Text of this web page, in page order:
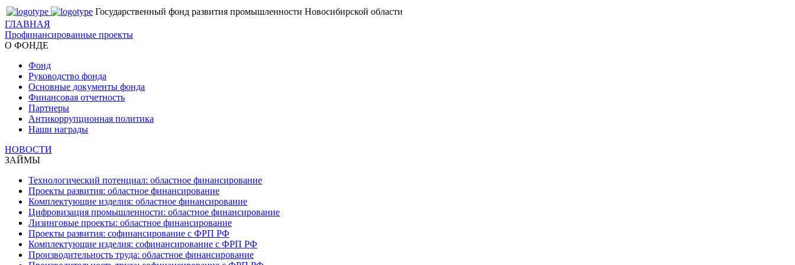
Государственный фонд развития промышленности Новосибирской области
ГЛАВНАЯ
Профинансированные проекты
О ФОНДЕ
Фонд
Руководство фонда
Основные документы фонда
Финансовая отчетность
Партнеры
Антикоррупционная политика
Наши награды
НОВОСТИ
ЗАЙМЫ
Технологический потенциал: областное финансирование
Проекты развития: областное финансирование
Комплектующие изделия: областное финансирование
Цифровизация промышленности: областное финансирование
Лизинговые проекты: областное финансирование
Проекты развития: софинансирование с ФРП РФ
Комплектующие изделия: софинансирование с ФРП РФ
Производительность труда: областное финансирование